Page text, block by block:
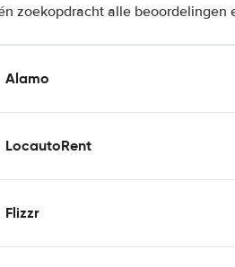
zoekopdracht alle beoordelingen
Alamo
LocautoRent
Flizzr